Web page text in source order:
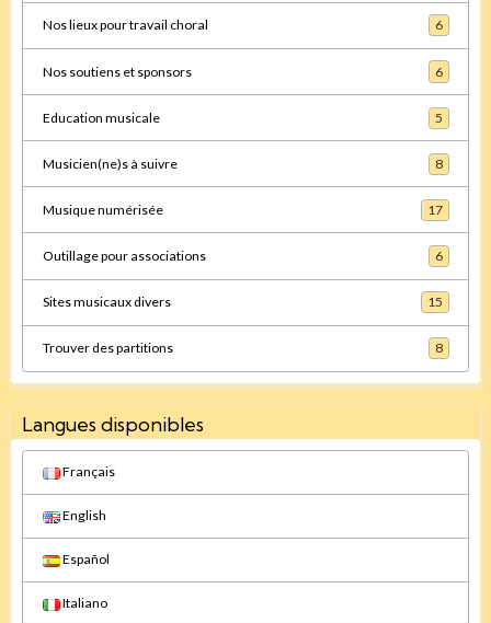
Nos lieux pour travail choral 6
Nos soutiens et sponsors 6
Education musicale 5
Musicien(ne)s à suivre 8
Musique numérisée 17
Outillage pour associations 6
Sites musicaux divers 15
Trouver des partitions 8
Langues disponibles
Français
English
Español
Italiano